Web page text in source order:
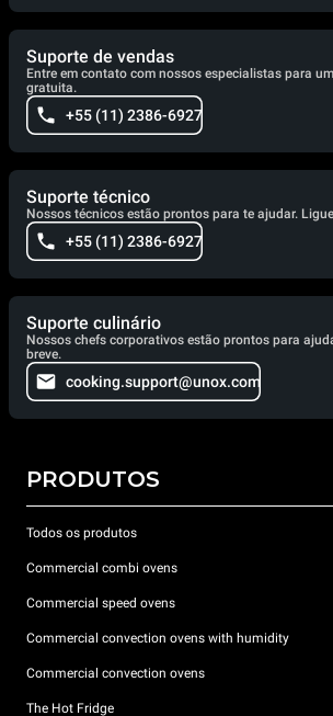
Suporte de vendas
Entre em contato com nossos especialistas para
gratuita.
+55 (11) 2386-6927
Suporte técnico
Nossos técnicos estão prontos para te ajudar.
+55 (11) 2386-6927
Suporte culinário
Nossos chefs corporativos estão prontos para
breve.
cooking.support@unox.com
PRODUTOS
Todos os produtos
Commercial combi ovens
Commercial speed ovens
Commercial convection ovens with humidity
Commercial convection ovens
The Hot Fridge